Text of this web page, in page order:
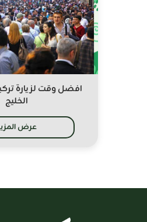
افضل وقت لزيارة
الخليج
عرض